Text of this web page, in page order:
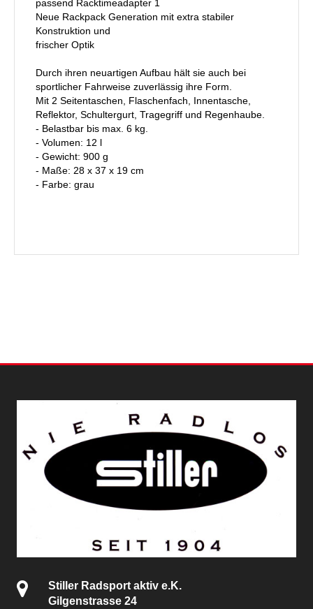
passend Racktimeadapter 1
Neue Rackpack Generation mit extra stabiler
Konstruktion und
frischer Optik
Durch ihren neuartigen Aufbau hält sie auch bei
sportlicher Fahrweise zuverlässig ihre Form.
Mit 2 Seitentaschen, Flaschenfach, Innentasche,
Reflektor, Schultergurt, Tragegriff und Regenhaube.
- Belastbar bis max. 6 kg.
- Volumen: 12 l
- Gewicht: 900 g
- Maße: 28 x 37 x 19 cm
- Farbe: grau
Stiller Radsport aktiv e.K.
Gilgenstrasse 24